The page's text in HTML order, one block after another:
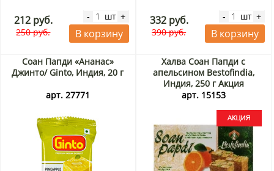
212 руб.
250 руб.
- шт +
В корзину
332 руб.
390 руб.
- шт +
В корзину
Соан Папди «Ананас»
Джинто/ Ginto, Индия, 20 г
арт. 27771
Халва Соан Папди с
апельсином Bestofindia,
Индия, 250 г Акция
арт. 15153